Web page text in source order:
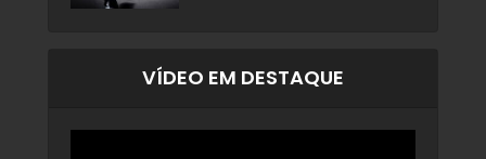
VÍDEO EM DESTAQUE